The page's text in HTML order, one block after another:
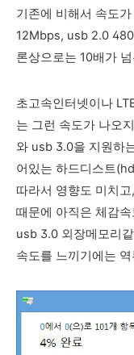
기존에 비해서 속도
12Mbps, usb 2.0
론상으로는 10배가
초고속인터넷이나
는 그런 속도가 나오
와 usb 3.0을 지원하
어있는 하드디스트
따라서 영향도 미치
때문에 아직은 체감
usb 3.0 외장메모리
속도를 느끼기에는